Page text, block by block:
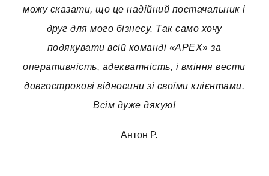
можу сказати, що це надійний постачальник і
друг для мого бізнесу. Так само хочу
подякувати всій команді «APEX» за
оперативність, адекватність, і вміння вести
довгострокові відносини зі своїми клієнтами.
Всім дуже дякую!